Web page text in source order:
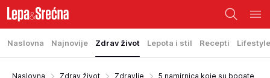
Naslovna Najnovije Zdrav život Lepota i stil Recepti Lifestyle
Naslovna Zdrav život Zdravlje
5 namirnica koje su bogate